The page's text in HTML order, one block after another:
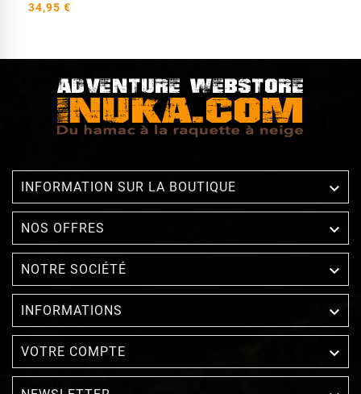
34,95 €
INFORMATION SUR LA BOUTIQUE 
NOS OFFRES 
NOTRE SOCIÉTÉ 
INFORMATIONS 
VOTRE COMPTE 